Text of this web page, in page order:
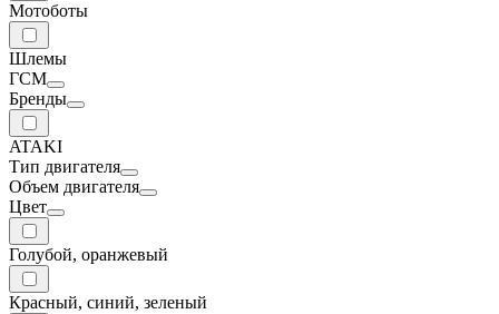
Мотоботы
Шлемы
ГСМ
Бренды
ATAKI
Тип двигателя
Объем двигателя
Цвет
Голубой, оранжевый
Красный, синий, зеленый